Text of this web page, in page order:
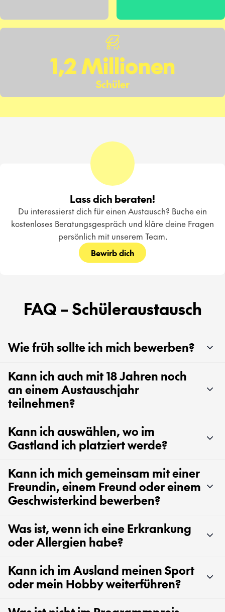
1,2 Millionen
Schüler
Lass dich beraten!
Du interessierst dich für einen Austausch? Buche ein
kostenloses Beratungsgespräch und kläre deine Fragen
persönlich mit unserem Team.
Bewirb dich
FAQ – Schüleraustausch
Wie früh sollte ich mich bewerben?
Kann ich auch mit 18 Jahren noch
an einem Austauschjahr
teilnehmen?
Kann ich auswählen, wo im
Gastland ich platziert werde?
Kann ich mich gemeinsam mit einer
Freundin, einem Freund oder einem
Geschwisterkind bewerben?
Was ist, wenn ich eine Erkrankung
oder Allergien habe?
Kann ich im Ausland meinen Sport
oder mein Hobby weiterführen?